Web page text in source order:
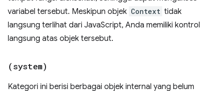
variabel tersebut. Meskipun objek Context tidak
langsung terlihat dari JavaScript, Anda memiliki kontrol
langsung atas objek tersebut.
(system)
Kategori ini berisi berbagai objek internal yang belum